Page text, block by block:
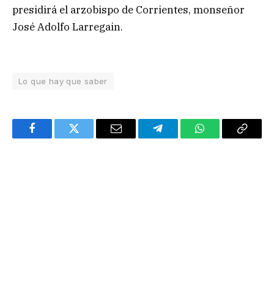
presidirá el arzobispo de Corrientes, monseñor
José Adolfo Larregain.
Lo que hay que saber
FacebookTwitter Email TelegramWhatsAppCopy